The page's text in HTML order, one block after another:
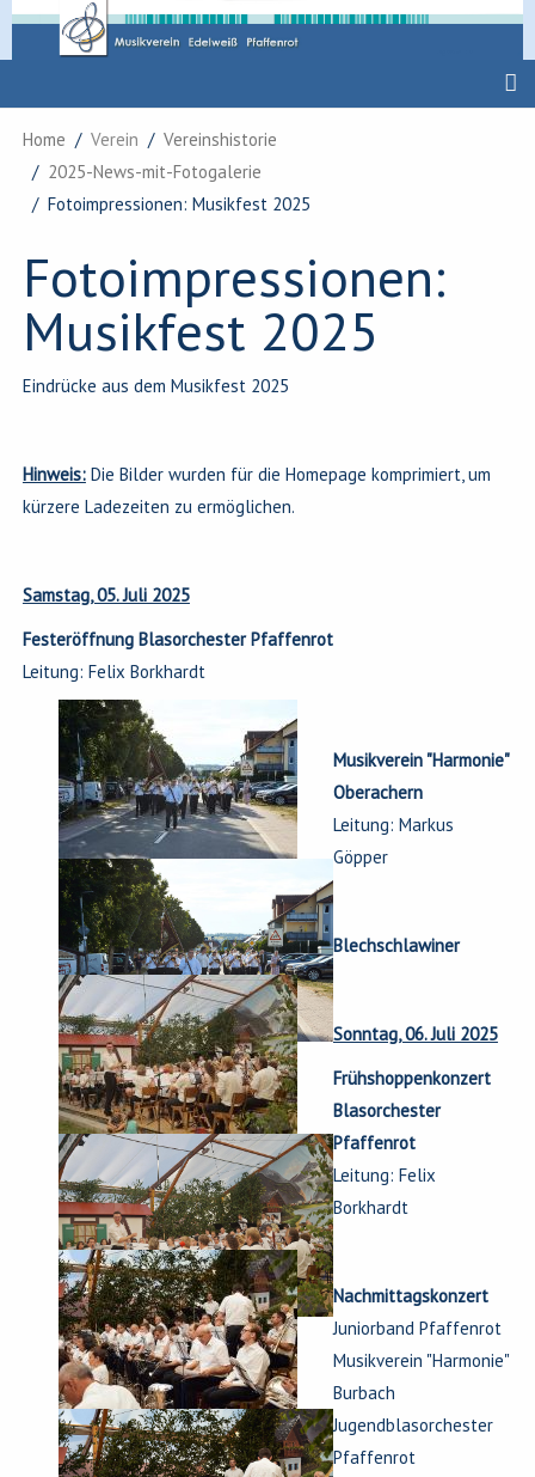
Home Verein
Vereinshistorie
2025-News-mit-Fotogalerie
Fotoimpressionen: Musikfest 2025
Fotoimpressionen:
Musikfest 2025
Eindrücke aus dem Musikfest 2025
Hinweis:Die Bilder wurden für die Homepage komprimiert, um
kürzere Ladezeiten zu ermöglichen.
Samstag, 05. Juli 2025
Festeröffnung Blasorchester Pfaffenrot
Leitung: Felix Borkhardt
Musikverein "Harmonie"
Oberachern
Leitung: Markus
Göpper
Blechschlawiner
Sonntag, 06. Juli 2025
Frühshoppenkonzert
Blasorchester
Pfaffenrot
Leitung: Felix
Borkhardt
Nachmittagskonzert
Juniorband Pfaffenrot
Musikverein "Harmonie"
Burbach
Jugendblasorchester
Pfaffenrot